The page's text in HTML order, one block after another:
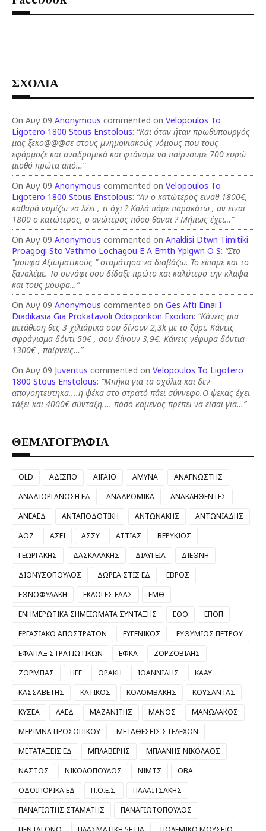
ΣΧΟΛΙΑ
On Αυγ 09 Anonymous commented on Velopoulos To
Ligotero 1800 Stous Enstolous: “Και όταν ήταν πρωθυπουργός
μας ξεκο@@@σε στους μνημονιακούς νόμους που τους
εφάρμοζε και αναδρομικά και φτάναμε να παίρνουμε 700 ευρώ
μισθό πρώτα από…”
On Αυγ 09 Anonymous commented on Velopoulos To
Ligotero 1800 Stous Enstolous: “Αν ο κατώτερος ειναθ 1800€,
καθαρά νομίζω να λέει , τι όχι ? Καλά πάμε παρακάτω , αν ειναι
1800 ο κατώτερος, ο ανώτερος πόσο θαναι ? Μήπως έχει…”
On Αυγ 09 Anonymous commented on Anaklisi Dtwn Timitiki
Proagogi Sto Vathmo Lochagou E A Emth Yplgwn O S: “Στο
"μουφα Αξιωματικούς " σταμάτησα να διαβάζω. Το είπαμε και το
ξαναλέμε. Το συνάφι σου δίδαξε πρώτο και καλύτερο την κλαψα
και τους μουφα…”
On Αυγ 09 Anonymous commented on Ges Afti Einai I
Diadikasia Gia Prokatavoli Odoiporikon Exodon: “Κάνεις μια
μετάθεση θες 3 χιλιάρικα σου δίνουν 2,3k με το ζόρι. Κάνεις
σφράγισμα δόντι 50€ , σου δίνουν 3,9€. Κάνεις γέφυρα δόντια
1300€ , παίρνεις…”
On Αυγ 09 Juventus commented on Velopoulos To Ligotero
1800 Stous Enstolous: “Μπήκα για τα σχόλια και δεν
απογοητευτηκα....η ψέκα στο στρατό πάει σύννεφο.Ο ψεκας έχει
τάξει και 4000€ σύνταξη.... πόσο καμενος πρέπει να είσαι για…”
ΘΕΜΑΤΟΓΡΑΦΙΑ
OLD ΑΔΙΣΠΟ ΑΙΓΑΙΟ ΑΜΥΝΑ
ΑΝΑΓΝΩΣΤΗΣ
ΑΝΑΔΙΟΡΓΑΝΩΣΗ ΕΔ
ΑΝΑΔΡΟΜΙΚΑ
ΑΝΑΚΛΗΘΕΝΤΕΣ
ΑΝΕΑΕΔ
ΑΝΤΑΠΟΔΟΤΙΚΗ ΑΝΤΩΝΑΚΗΣ
ΑΝΤΩΝΙΑΔΗΣ
ΑΟΖ
ΑΣΕΙ ΑΣΣΥ ΑΤΤΙΑΣ
ΒΕΡΥΚΙΟΣ
ΓΕΩΡΓΑΚΗΣ
ΔΑΣΚΑΛΑΚΗΣ ΔΙΑΥΓΕΙΑ
ΔΙΕΘΝΗ
ΔΙΟΝΥΣΟΠΟΥΛΟΣ
ΔΩΡΕΑ ΣΤΙΣ ΕΔ
ΕΒΡΟΣ
ΕΘΝΟΦΥΛΑΚΗ
ΕΚΛΟΓΕΣ ΕΑΑΣ
ΕΜΘ
ΕΝΗΜΕΡΩΤΙΚΑ ΣΗΜΕΙΩΜΑΤΑ ΣΥΝΤΑΞΗΣ
ΕΟΘ
ΕΠΟΠ
ΕΡΓΑΣΙΑΚΟ ΑΠΟΣΤΡΑΤΩΝ
ΕΥΓΕΝΙΚΟΣ
ΕΥΘΥΜΙΟΣ ΠΕΤΡΟΥ
ΕΦΑΠΑΞ ΣΤΡΑΤΙΩΤΙΚΩΝ
ΕΦΚΑ
ΖΟΡΖΟΒΙΛΗΣ
ΖΟΡΜΠΑΣ
ΗΕΕ ΘΡΑΚΗ ΙΩΑΝΝΙΔΗΣ
ΚΑΑΥ
ΚΑΣΣΑΒΕΤΗΣ
ΚΑΤΙΚΟΣ ΚΟΛΟΜΒΑΚΗΣ
ΚΟΥΣΑΝΤΑΣ
ΚΥΣΕΑ
ΛΑΕΔ ΜΑΖΑΝΙΤΗΣ ΜΑΝΟΣ
ΜΑΝΩΛΑΚΟΣ
ΜΕΡΙΜΝΑ ΠΡΟΣΩΠΙΚΟΥ
ΜΕΤΑΘΕΣΕΙΣ ΣΤΕΛΕΧΩΝ
ΜΕΤΑΤΑΞΕΙΣ ΕΔ
ΜΠΛΑΒΕΡΗΣ
ΜΠΛΑΝΗΣ ΝΙΚΟΛΑΟΣ
ΝΑΣΤΟΣ
ΝΙΚΟΛΟΠΟΥΛΟΣ ΝΙΜΤΣ
ΟΒΑ
ΟΔΟΙΠΟΡΙΚΑ ΕΔ
Π.Ο.Ε.Σ.
ΠΑΛΑΙΤΣΑΚΗΣ
ΠΑΝΑΓΙΩΤΗΣ ΣΤΑΜΑΤΗΣ
ΠΑΝΑΓΙΩΤΟΠΟΥΛΟΣ